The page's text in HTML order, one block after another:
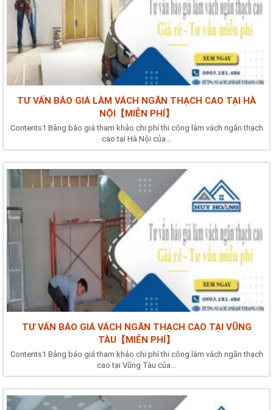
TƯ VẤN BÁO GIÁ LÀM VÁCH NGĂN THẠCH CAO TẠI HÀ
NỘI【MIỄN PHÍ】
Contents1 Bảng báo giá tham khảo chi phí thi công làm vách ngăn thạch
cao tại Hà Nội của...
TƯ VẤN BÁO GIÁ VÁCH NGĂN THẠCH CAO TẠI VŨNG
TÀU【MIỄN PHÍ】
Contents1 Bảng báo giá tham khảo chi phí thi công làm vách ngăn thạch
cao tại Vũng Tàu của...